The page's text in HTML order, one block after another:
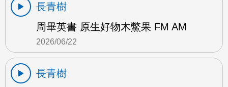
長青樹
周畢英書 原生好物木鱉果 FM AM
2026/06/22
長青樹